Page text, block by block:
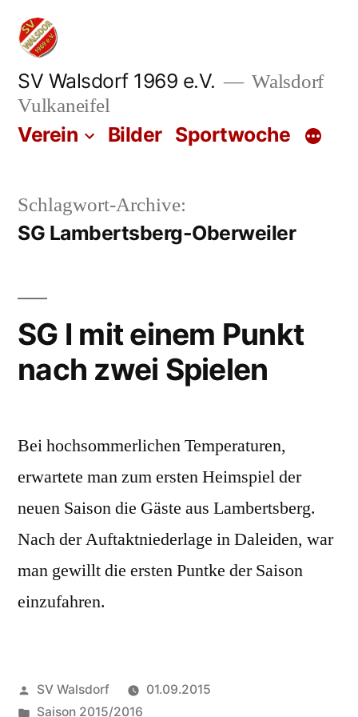
Zum
Inhalt
springen
SV Walsdorf 1969 e.V.
Walsdorf
Vulkaneifel
Verein Bilder Sportwoche
Schlagwort-Archive:
SG Lambertsberg-Oberweiler
SG I mit einem Punkt
nach zwei Spielen
Bei hochsommerlichen Temperaturen,
erwartete man zum ersten Heimspiel der
neuen Saison die Gäste aus Lambertsberg.
Nach der Auftaktniederlage in Daleiden, war
man gewillt die ersten Puntke der Saison
einzufahren.
Veröffentlicht
von
SV Walsdorf
01.09.2015
Veröffentlicht
Saison 2015/2016